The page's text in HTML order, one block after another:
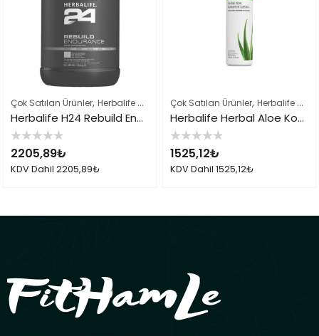
Çok Satılan Ürünler, Herbalife Sporcu Ürünleri ,Herbalife Ürün Listesi
Herbalife H24 Rebuild Endurance
5
üzerinden
0
oy
2205,89₺
KDV Dahil 2205,89₺
Çok Satılan Ürünler, Herbalife Çayları ve İçeçekler
Herbalife Herbal Aloe Konsantre İçecek
5
üzerinden
0
oy
1525,12₺
KDV Dahil 1525,12₺